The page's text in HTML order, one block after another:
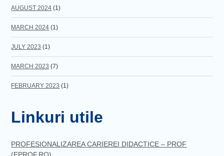
AUGUST 2024 (1)
MARCH 2024 (1)
JULY 2023 (1)
MARCH 2023 (7)
FEBRUARY 2023 (1)
Linkuri utile
PROFESIONALIZAREA CARIEREI DIDACTICE – PROF